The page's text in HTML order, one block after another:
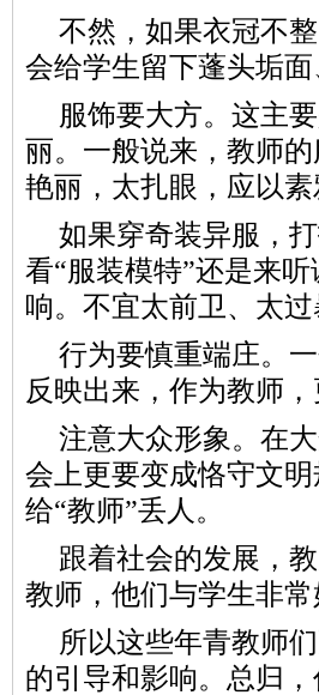
不然，如果衣冠不
会给学生留下蓬头垢
服饰要大方。这主
丽。一般说来，教师
艳丽，太扎眼，应以素
如果穿奇装异服，
看“服装模特”还是来
响。不宜太前卫、太过
行为要慎重端庄。
反映出来，作为教师
注意大众形象。在
会上更要变成恪守文
给“教师”丢人。
跟着社会的发展，
教师，他们与学生非
所以这些年青教师
的引导和影响。总归